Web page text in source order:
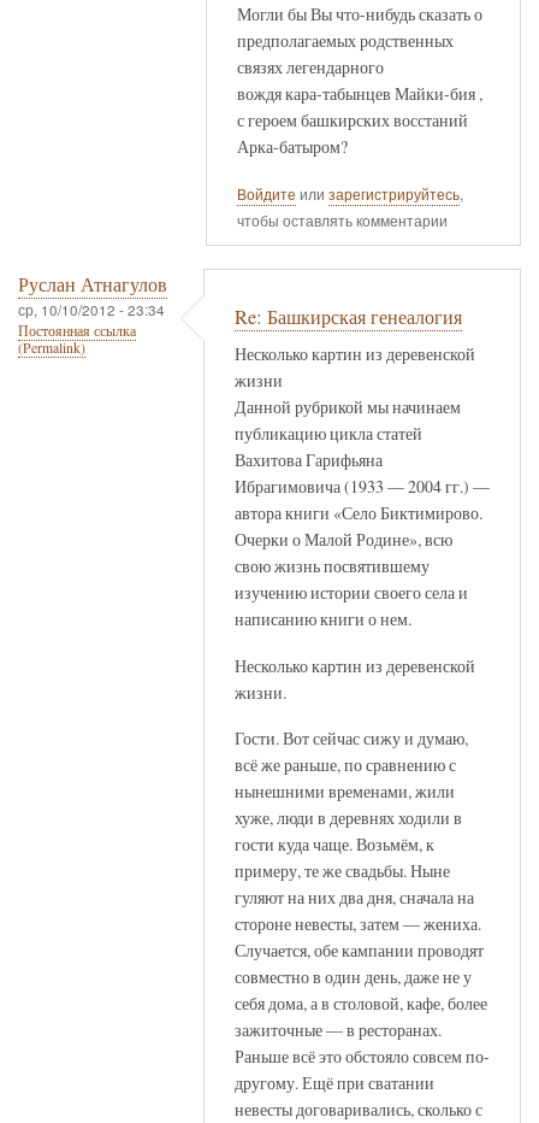
Могли бы Вы что-нибудь сказать о
предполагаемых родственных
связях легендарного
вождя кара-табынцев Майки-бия ,
с героем башкирских восстаний
Арка-батыром?
Войдите или зарегистрируйтесь,
чтобы оставлять комментарии
Руслан Атнагулов
ср, 10/10/2012 - 23:34
Постоянная ссылка
(Permalink)
Re: Башкирская генеалогия
Несколько картин из деревенской
жизни
Данной рубрикой мы начинаем
публикацию цикла статей
Вахитова Гарифьяна
Ибрагимовича (1933 — 2004 гг.) —
автора книги «Село Биктимирово.
Очерки о Малой Родине», всю
свою жизнь посвятившему
изучению истории своего села и
написанию книги о нем.
Несколько картин из деревенской
жизни.
Гости. Вот сейчас сижу и думаю,
всё же раньше, по сравнению с
нынешними временами, жили
хуже, люди в деревнях ходили в
гости куда чаще. Возьмём, к
примеру, те же свадьбы. Ныне
гуляют на них два дня, сначала на
стороне невесты, затем — жениха.
Случается, обе кампании проводят
совместно в один день, даже не у
себя дома, а в столовой, кафе, более
зажиточные — в ресторанах.
Раньше всё это обстояло совсем по-
другому. Ещё при сватании
невесты договаривались, сколько с